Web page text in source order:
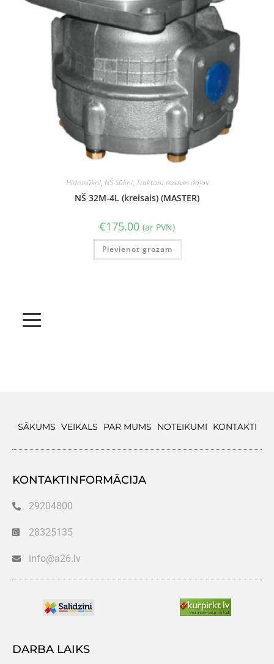
Hidrosūkņi, NŠ Sūkņi, Traktoru rezerves daļas
NŠ 32M-4L (kreisais) (MASTER)
€175.00 (ar PVN)
Pievienot grozam
SĀKUMS VEIKALS PAR MUMS NOTEIKUMI KONTAKTI
KONTAKTINFORMĀCIJA
29204800
28325135
info@a26.lv
DARBA LAIKS